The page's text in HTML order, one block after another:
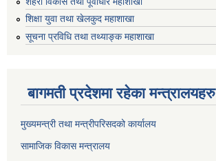
शिक्षा युवा तथा खेलकुद महाशाखा
सूचना प्रविधि तथा तथ्याङ्क महाशाखा
बागमती प्रदेशमा रहेका मन्त्रालयहरु
मुख्यमन्त्री तथा मन्त्रीपरिसदको कार्यालय
सामाजिक विकास मन्त्रालय